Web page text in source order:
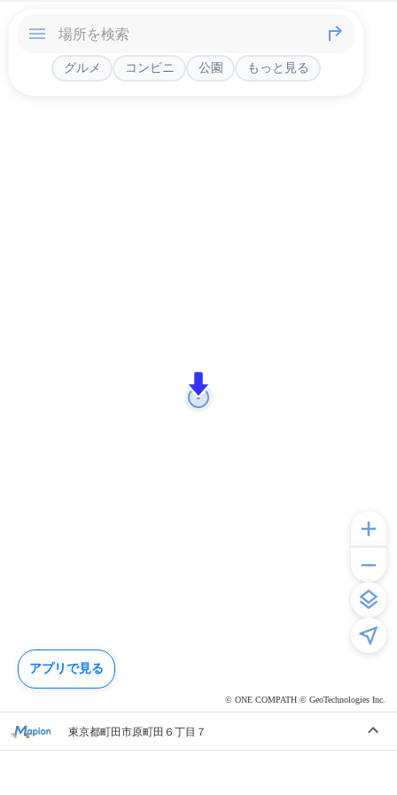
© ONE COMPATH © GeoTechnologies Inc.
グルメ コンビニ 公園 もっと見る
東京都町田市原町田６丁目７
アプリで見る